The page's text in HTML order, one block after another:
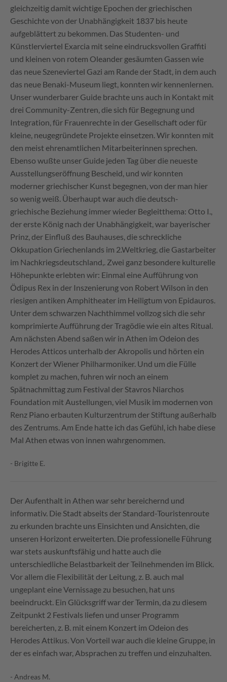
gleichzeitig damit wichtige Epochen der griechischen
Geschichte von der Unabhängigkeit 1837 bis heute
aufgeblättert zu bekommen. Das Studenten- und
Künstlerviertel Exarcia mit seine eindrucksvollen Graffiti
und kleinen von rotem Oleander gesäumten Gassen wie
das neue Szeneviertel Gazi am Rande der Stadt, in dem auch
das neue Benaki-Museum liegt, konnten wir kennenlernen.
Unser wunderbarer Guide brachte uns auch in Kontakt mit
drei Community-Zentren, die sich für Begegnung und
Integration, für Frauenrechte in der Gesellschaft oder für
kleine, neugegründete Projekte einsetzen. Wir konnten mit
den meist ehrenamtlichen Mitarbeiterinnen sprechen.
Ebenso wußte unser Guide jeden Tag über die neueste
Ausstellungseröffnung Bescheid, und wir konnten
moderner griechischer Kunst begegnen, von der man hier
so wenig weiß. Überhaupt war auch die deutsch-
griechische Beziehung immer wieder Begleitthema: Otto I.,
der erste König nach der Unabhängigkeit, war bayerischer
Prinz, der Einfluß des Bauhauses, die schreckliche
Okkupation Griechenlands im 2.Weltkrieg, die Gastarbeiter
im Nachkriegsdeutschland,. Zwei ganz besondere kulturelle
Höhepunkte erlebten wir: Einmal eine Aufführung von
Ödipus Rex in der Inszenierung von Robert Wilson in den
riesigen antiken Amphitheater im Heiligtum von Epidauros.
Unter dem schwarzen Nachthimmel vollzog sich die sehr
komprimierte Aufführung der Tragödie wie ein altes Ritual.
Am nächsten Abend saßen wir in Athen im Odeion des
Herodes Atticos unterhalb der Akropolis und hörten ein
Konzert der Wiener Philharmoniker. Und um die Fülle
komplet zu machen, fuhren wir noch an einem
Spätnachmittag zum Festival der Stavros Niarchos
Foundation mit Austellungen, viel Musik im modernen von
Renz Piano erbauten Kulturzentrum der Stiftung außerhalb
des Zentrums. Am Ende hatte ich das Gefühl, ich habe diese
Mal Athen etwas von innen wahrgenommen.
- Brigitte E.
Der Aufenthalt in Athen war sehr bereichernd und
informativ. Die Stadt abseits der Standard-Touristenroute
zu erkunden brachte uns Einsichten und Ansichten, die
unseren Horizont erweiterten. Die professionelle Führung
war stets auskunftsfähig und hatte auch die
unterschiedliche Belastbarkeit der Teilnehmenden im Blick.
Vor allem die Flexibilität der Leitung, z. B. auch mal
ungeplant eine Vernissage zu besuchen, hat uns
beeindruckt. Ein Glücksgriff war der Termin, da zu diesem
Zeitpunkt 2 Festivals liefen und unser Programm
bereicherten, z. B. mit einem Konzert im Odeion des
Herodes Attikus. Von Vorteil war auch die kleine Gruppe, in
der es einfach war, Absprachen zu treffen und einzuhalten.
- Andreas M.